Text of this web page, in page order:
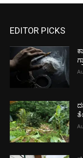
EDITOR PICKS